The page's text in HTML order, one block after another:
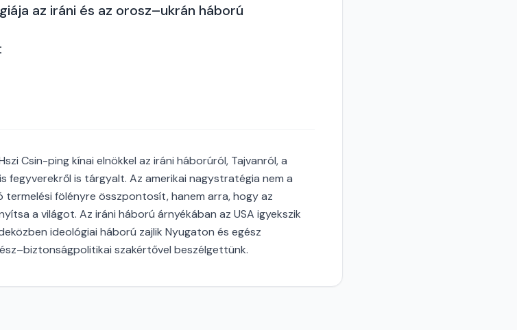
az iráni és az orosz–ukrán háború
Csin-ping kínai elnökkel az iráni háborúról, Tajvanról, a
fegyverekről is tárgyalt. Az amerikai nagystratégia nem a
termelési fölényre összpontosít, hanem arra, hogy az
a világot. Az iráni háború árnyékában az USA igyekszik
ideológiai háború zajlik Nyugaton és egész
szakértővel beszélgettünk.